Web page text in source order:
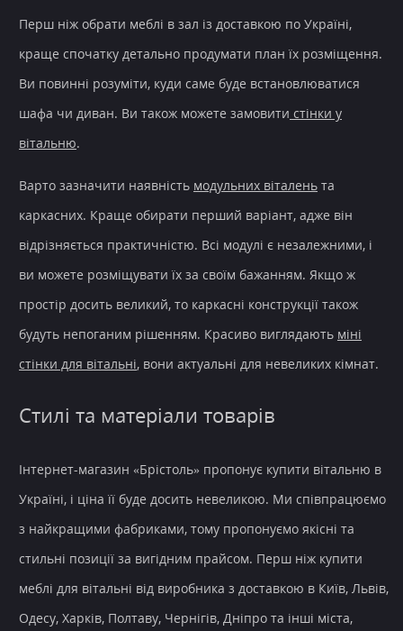
Перш ніж обрати меблі в зал із доставкою по Україні,
краще спочатку детально продумати план їх розміщення.
Ви повинні розуміти, куди саме буде встановлюватися
шафа чи диван. Ви також можете замовити стінки у
вітальню.
Варто зазначити наявність модульних віталень та
каркасних. Краще обирати перший варіант, адже він
відрізняється практичністю. Всі модулі є незалежними, і
ви можете розміщувати їх за своїм бажанням. Якщо ж
простір досить великий, то каркасні конструкції також
будуть непоганим рішенням. Красиво виглядають міні
стінки для вітальні, вони актуальні для невеликих кімнат.
Стилі та матеріали товарів
Інтернет-магазин «Брістоль» пропонує купити вітальню в
Україні, і ціна її буде досить невеликою. Ми співпрацюємо
з найкращими фабриками, тому пропонуємо якісні та
стильні позиції за вигідним прайсом. Перш ніж купити
меблі для вітальні від виробника з доставкою в Київ, Львів,
Одесу, Харків, Полтаву, Чернігів, Дніпро та інші міста,